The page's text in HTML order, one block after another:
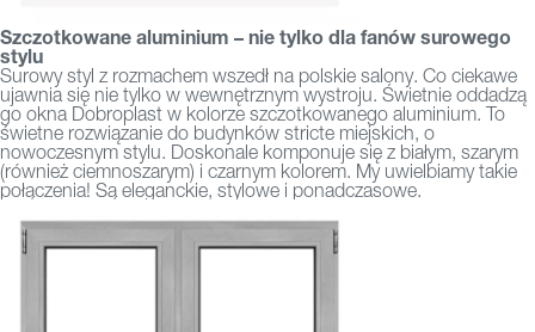
Szczotkowane aluminium – nie tylko dla fanów surowego
stylu
Surowy styl z rozmachem wszedł na polskie salony. Co ciekawe
ujawnia się nie tylko w wewnętrznym wystroju. Świetnie oddadzą
go okna Dobroplast w kolorze szczotkowanego aluminium. To
świetne rozwiązanie do budynków stricte miejskich, o
nowoczesnym stylu. Doskonale komponuje się z białym, szarym
(również ciemnoszarym) i czarnym kolorem. My uwielbiamy takie
połączenia! Są eleganckie, stylowe i ponadczasowe.